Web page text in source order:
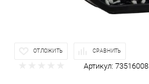
ОТЛОЖИТЬ СРАВНИТЬ
Артикул: 73516008